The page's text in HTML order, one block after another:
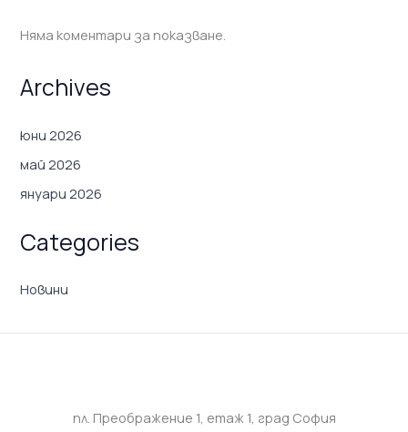
Няма коментари за показване.
Archives
юни 2026
май 2026
януари 2026
Categories
Новини
пл. Преображение 1, eтаж 1, град София